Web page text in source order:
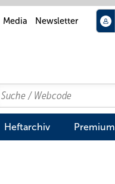
Media Newsletter
Search
Suchen
Heftarchiv Premium